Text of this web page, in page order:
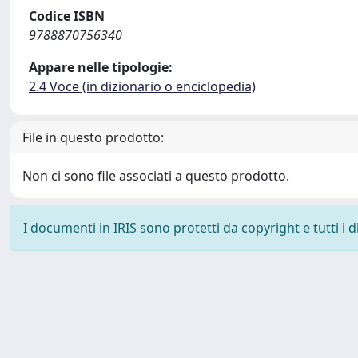
Codice ISBN
9788870756340
Appare nelle tipologie:
2.4 Voce (in dizionario o enciclopedia)
File in questo prodotto:
Non ci sono file associati a questo prodotto.
I documenti in IRIS sono protetti da copyright e tutti i